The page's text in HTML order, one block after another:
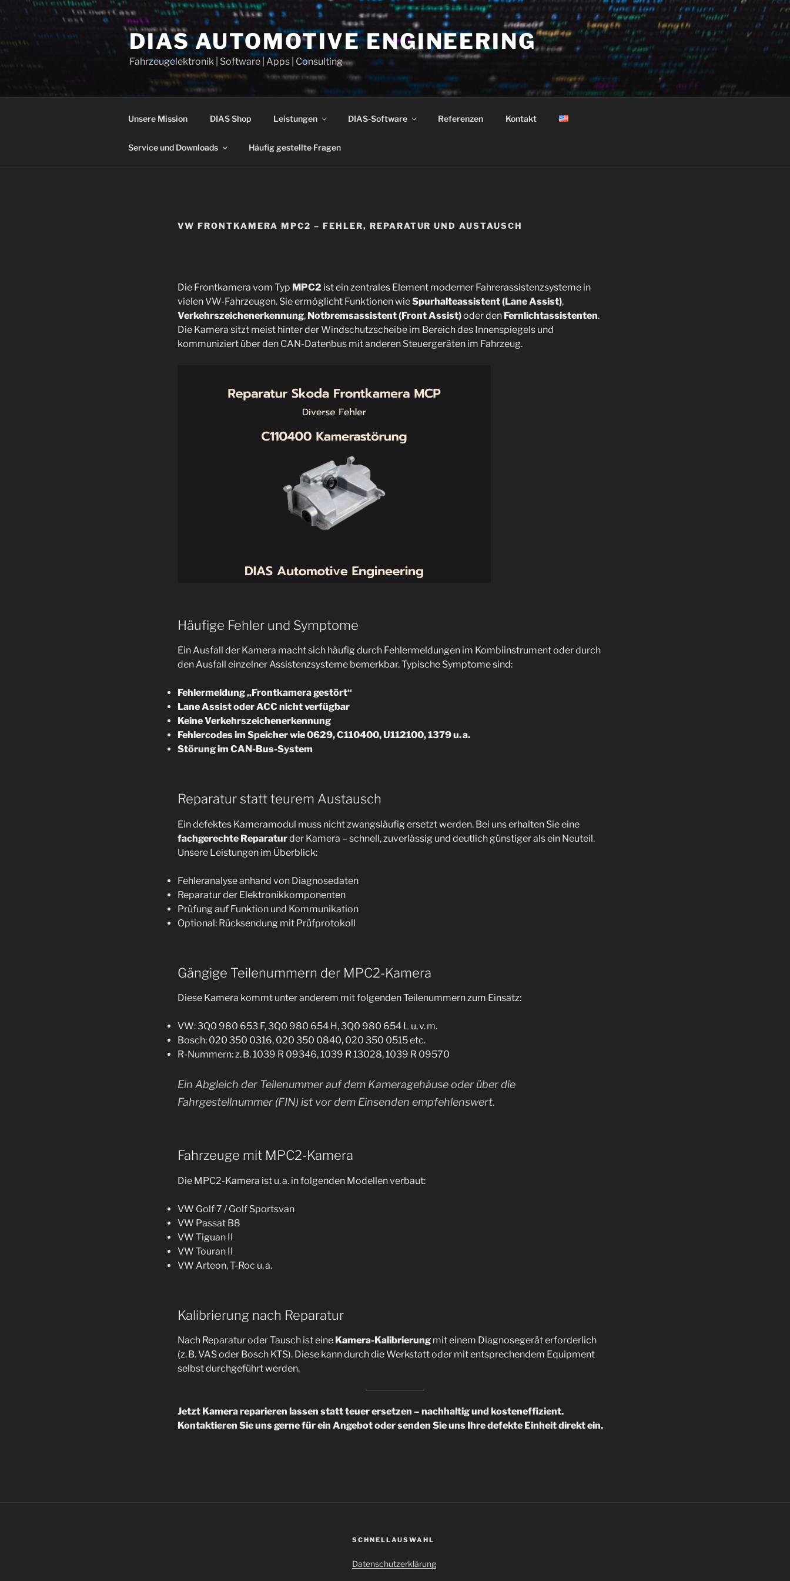
Inhalt
springen
DIAS AUTOMOTIVE ENGINEERING
Fahrzeugelektronik | Software | Apps | Consulting
Unsere Mission DIAS Shop Leistungen DIAS-Software Referenzen Kontakt
Service und Downloads Häufig gestellte Fragen
VW FRONTKAMERA MPC2 – FEHLER, REPARATUR UND AUSTAUSCH
Die Frontkamera vom Typ MPC2 ist ein zentrales Element moderner Fahrerassistenzsysteme in
vielen VW-Fahrzeugen. Sie ermöglicht Funktionen wieSpurhalteassistent (Lane Assist),
Verkehrszeichenerkennung, Notbremsassistent (Front Assist)oder den Fernlichtassistenten.
Die Kamera sitzt meist hinter der Windschutzscheibe im Bereich des Innenspiegels und
kommuniziert über den CAN-Datenbus mit anderen Steuergeräten im Fahrzeug.
Häufige Fehler und Symptome
Ein Ausfall der Kamera macht sich häufig durch Fehlermeldungen im Kombiinstrument oder durch
den Ausfall einzelner Assistenzsysteme bemerkbar. Typische Symptome sind:
Fehlermeldung „Frontkamera gestört“
Lane Assist oder ACC nicht verfügbar
Keine Verkehrszeichenerkennung
Fehlercodes im Speicher wie 0629, C110400, U112100, 1379 u. a.
Störung im CAN-Bus-System
Reparatur statt teurem Austausch
Ein defektes Kameramodul muss nicht zwangsläufig ersetzt werden. Bei uns erhalten Sie eine
fachgerechte Reparaturder Kamera – schnell, zuverlässig und deutlich günstiger als ein Neuteil.
Unsere Leistungen im Überblick:
Fehleranalyse anhand von Diagnosedaten
Reparatur der Elektronikkomponenten
Prüfung auf Funktion und Kommunikation
Optional: Rücksendung mit Prüfprotokoll
Gängige Teilenummern der MPC2-Kamera
Diese Kamera kommt unter anderem mit folgenden Teilenummern zum Einsatz:
VW: 3Q0 980 653 F, 3Q0 980 654 H, 3Q0 980 654 L u. v. m.
Bosch: 020 350 0316, 020 350 0840, 020 350 0515 etc.
R-Nummern: z. B. 1039 R 09346, 1039 R 13028, 1039 R 09570
Ein Abgleich der Teilenummer auf dem Kameragehäuse oder über die
Fahrgestellnummer (FIN) ist vor dem Einsenden empfehlenswert.
Fahrzeuge mit MPC2-Kamera
Die MPC2-Kamera ist u. a. in folgenden Modellen verbaut:
VW Golf 7 / Golf Sportsvan
VW Passat B8
VW Tiguan II
VW Touran II
VW Arteon, T-Roc u. a.
Kalibrierung nach Reparatur
Nach Reparatur oder Tausch ist eine Kamera-Kalibrierung mit einem Diagnosegerät erforderlich
(z. B. VAS oder Bosch KTS). Diese kann durch die Werkstatt oder mit entsprechendem Equipment
selbst durchgeführt werden.
Jetzt Kamera reparieren lassen statt teuer ersetzen – nachhaltig und kosteneffizient.
Kontaktieren Sie uns gerne für ein Angebot oder senden Sie uns Ihre defekte Einheit direkt ein.
SCHNELLAUSWAHL
Datenschutzerklärung